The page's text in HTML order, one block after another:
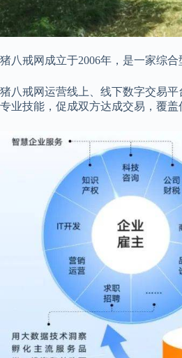
猪八戒网成立于2006年，是一家综合
猪八戒网运营线上、线下数字交易
专业技能，促成双方达成交易，覆盖